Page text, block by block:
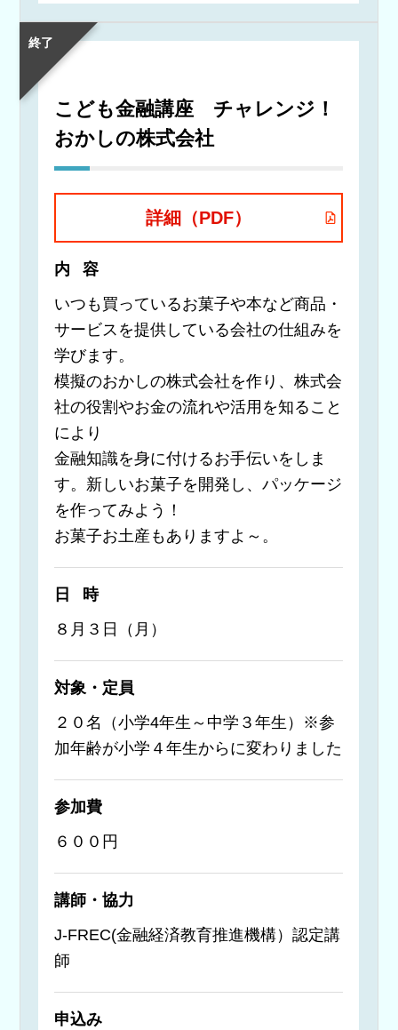
終了
こども金融講座 チャレンジ！
おかしの株式会社
詳細（PDF）
内容
いつも買っているお菓子や本など商品・
サービスを提供している会社の仕組みを
学びます。
模擬のおかしの株式会社を作り、株式会
社の役割やお金の流れや活用を知ること
により
金融知識を身に付けるお手伝いをしま
す。新しいお菓子を開発し、パッケージ
を作ってみよう！
お菓子お土産もありますよ～。
日時
８月３日（月）
対象・定員
２０名（小学4年生～中学３年生）※参
加年齢が小学４年生からに変わりました
参加費
６００円
講師・協力
J-FREC(金融経済教育推進機構）認定講
師
申込み